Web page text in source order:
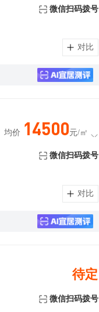
微信扫码拨号
对比
均价 14500元/㎡
微信扫码拨号
对比
待定
微信扫码拨号